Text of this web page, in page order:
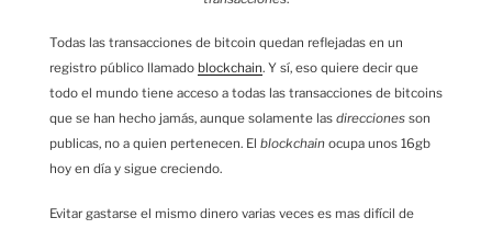
Todas las transacciones de bitcoin quedan reflejadas en un
registro público llamado blockchain. Y sí, eso quiere decir que
todo el mundo tiene acceso a todas las transacciones de bitcoins
que se han hecho jamás, aunque solamente las direcciones son
publicas, no a quien pertenecen. El blockchain ocupa unos 16gb
hoy en día y sigue creciendo.
Evitar gastarse el mismo dinero varias veces es mas difícil de